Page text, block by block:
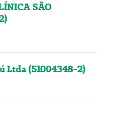
SÃO
Ltda (51004348-2)